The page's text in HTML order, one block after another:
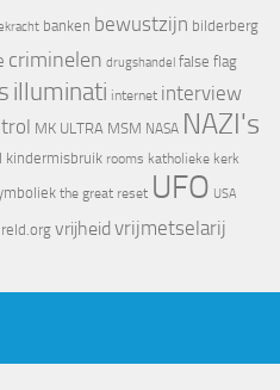
banken bewustzijn bilderberg
criminelen drugshandel false flag
illuminati internet interview
MK ULTRA MSM NASA NAZI's
kindermisbruik rooms katholieke kerk
the great reset UFO USA
vrijheid vrijmetselarij